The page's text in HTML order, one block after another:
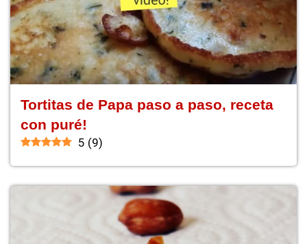
Tortitas de Papa paso a paso, receta
con puré!
5 (9)